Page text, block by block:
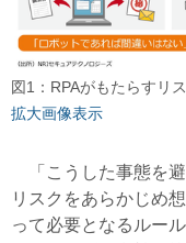
図1：RPAがもたらすリ
拡大画像表示
「こうした事態を
リスクをあらかじめ
って必要となるルー